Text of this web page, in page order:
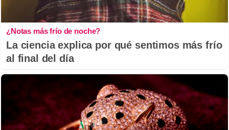
¿Notas más frío de noche?
La ciencia explica por qué sentimos más frío
al final del día